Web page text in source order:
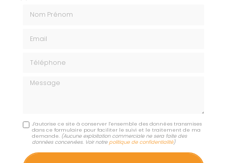
Message
J'autorise ce site à conserver l'ensemble des données transmises
dans ce formulaire pour faciliter le suivi et le traitement de ma
demande. (Aucune exploitation commerciale ne sera faite des
données concervées. Voir notrepolitique de confidentialité)